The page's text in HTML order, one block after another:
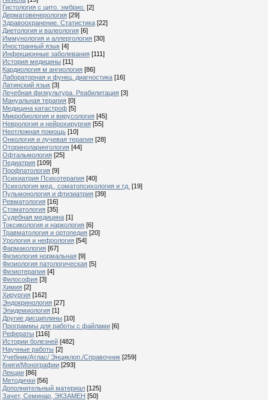
Гистология с цито. эмбрио. [2]
Дерматовенерология [29]
Здравоохранение. Статистика [22]
Диетология и валеология [6]
Иммунология и аллергология [30]
Иностранный язык [4]
Инфекционные заболевания [111]
История медицины [11]
Кардиология м ангиология [86]
Лабораторная и функц. диагностика [16]
Латинский язык [3]
Лечебная физкультура. Реабилитация [3]
Мануальная терапия [0]
Медицина катастроф [5]
Микробиология и вирусология [45]
Неврология и нейрохирургия [55]
Неотложная помощь [10]
Онкология и лучевая терапия [28]
Оториноларингология [44]
Офтальмология [25]
Педиатрия [109]
Профпатология [9]
Психиатрия Психотерапия [40]
Психология мед., соматопсихология и тд. [19]
Пульмонология и фтизиатрия [39]
Ревматология [16]
Стоматология [35]
Судебная медицина [1]
Токсикология и наркология [6]
Травматология и ортопедия [20]
Урология и нефрология [54]
Фармакология [67]
Физиология нормальная [9]
Физиология патологическая [5]
Физиотерапия [4]
Философия [3]
Химия [2]
Хирургия [162]
Эндокринология [27]
Эпидемиология [1]
Другие дисциплины [10]
Программы для работы с файлами [6]
Рефераты [116]
Истории болезней [482]
Научные работы [2]
Учебник/Атлас/ Энциклоп./Справочник [259]
Книги/Монографии [293]
Лекции [86]
Методички [56]
Дополнительный материал [125]
Зачет, Семинар, ЭКЗАМЕН [50]